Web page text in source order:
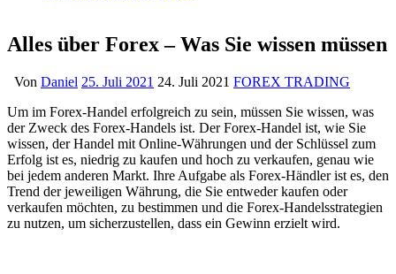
Alles über Forex – Was Sie wissen müssen
Von Daniel 25. Juli 2021 24. Juli 2021 FOREX TRADING
Um im Forex-Handel erfolgreich zu sein, müssen Sie wissen, was
der Zweck des Forex-Handels ist. Der Forex-Handel ist, wie Sie
wissen, der Handel mit Online-Währungen und der Schlüssel zum
Erfolg ist es, niedrig zu kaufen und hoch zu verkaufen, genau wie
bei jedem anderen Markt. Ihre Aufgabe als Forex-Händler ist es, den
Trend der jeweiligen Währung, die Sie entweder kaufen oder
verkaufen möchten, zu bestimmen und die Forex-Handelsstrategien
zu nutzen, um sicherzustellen, dass ein Gewinn erzielt wird.